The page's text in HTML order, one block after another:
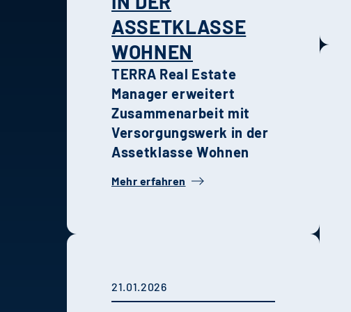
ASSETKLASSE
WOHNEN
TERRA Real Estate
Manager erweitert
Zusammenarbeit mit
Versorgungswerk in der
Assetklasse Wohnen
Mehr erfahren
21.01.2026